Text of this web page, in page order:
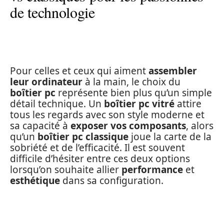
de technologie
Pour celles et ceux qui aimentassembler
leur ordinateur à la main, le choix du
boîtier pc représente bien plus qu’un simple
détail technique. Un boîtier pc vitré attire
tous les regards avec son style moderne et
sa capacité à exposer vos composants, alors
qu’un boîtier pc classique joue la carte de la
sobriété et de l’efficacité. Il est souvent
difficile d’hésiter entre ces deux options
lorsqu’on souhaite allier performance et
esthétique dans sa configuration.